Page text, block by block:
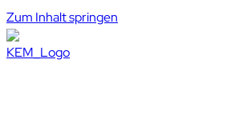
Zum Inhalt springen